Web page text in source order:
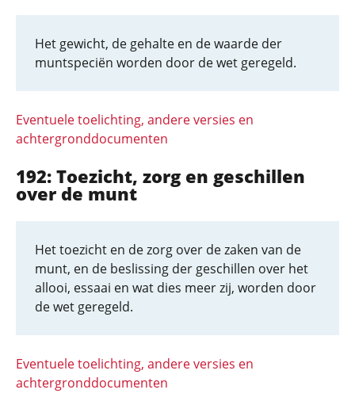
Het gewicht, de gehalte en de waarde der
muntspeciën worden door de wet geregeld.
Eventuele toelichting, andere versies en
achtergronddocumenten
192: Toezicht, zorg en geschillen
over de munt
Het toezicht en de zorg over de zaken van de
munt, en de beslissing der geschillen over het
allooi, essaai en wat dies meer zij, worden door
de wet geregeld.
Eventuele toelichting, andere versies en
achtergronddocumenten